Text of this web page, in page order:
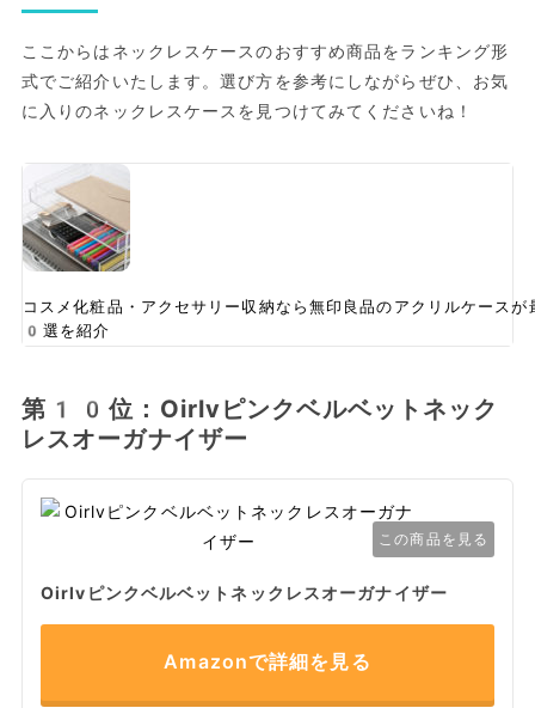
ここからはネックレスケースのおすすめ商品をランキング形
式でご紹介いたします。選び方を参考にしながらぜひ、お気
に入りのネックレスケースを見つけてみてくださいね！
コスメ化粧品・アクセサリー収納なら無印良品のアクリルケース
0選を紹介
第10位：Oirlvピンクベルベットネック
レスオーガナイザー
この商品を見る
Oirlvピンクベルベットネックレスオーガナイザー
Amazonで詳細を見る